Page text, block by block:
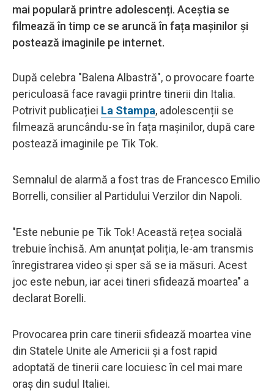
mai populară printre adolescenți. Aceștia se
filmează în timp ce se aruncă în fața mașinilor și
postează imaginile pe internet.
După celebra "Balena Albastră", o provocare foarte
periculoasă face ravagii printre tinerii din Italia.
Potrivit publicației La Stampa, adolescenții se
filmează aruncându-se în fața mașinilor, după care
postează imaginile pe Tik Tok.
Semnalul de alarmă a fost tras de Francesco Emilio
Borrelli, consilier al Partidului Verzilor din Napoli.
"Este nebunie pe Tik Tok! Această rețea socială
trebuie închisă. Am anunțat poliția, le-am transmis
înregistrarea video și sper să se ia măsuri. Acest
joc este nebun, iar acei tineri sfidează moartea" a
declarat Borelli.
Provocarea prin care tinerii sfidează moartea vine
din Statele Unite ale Americii și a fost rapid
adoptată de tinerii care locuiesc în cel mai mare
oraș din sudul Italiei.